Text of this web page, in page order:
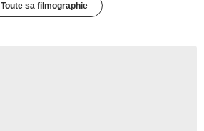
Toute sa filmographie